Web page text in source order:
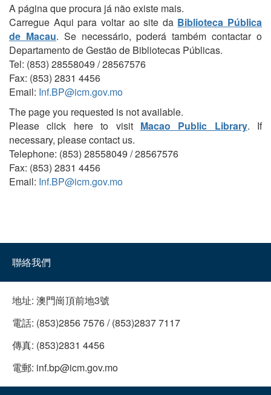
A página que procura já não existe mais.
Carregue Aqui para voltar ao site da Biblioteca Pública
de Macau. Se necessário, poderá também contactar o
Departamento de Gestão de Bibliotecas Públicas.
Tel: (853) 28558049 / 28567576
Fax: (853) 2831 4456
Email: Inf.BP@icm.gov.mo
The page you requested is not available.
Please click here to visit Macao Public Library. If
necessary, please contact us.
Telephone: (853) 28558049 / 28567576
Fax: (853) 2831 4456
Email: Inf.BP@icm.gov.mo
聯絡我們
地址: 澳門崗頂前地3號
電話: (853)2856 7576 / (853)2837 7117
傳真: (853)2831 4456
電郵: inf.bp@icm.gov.mo